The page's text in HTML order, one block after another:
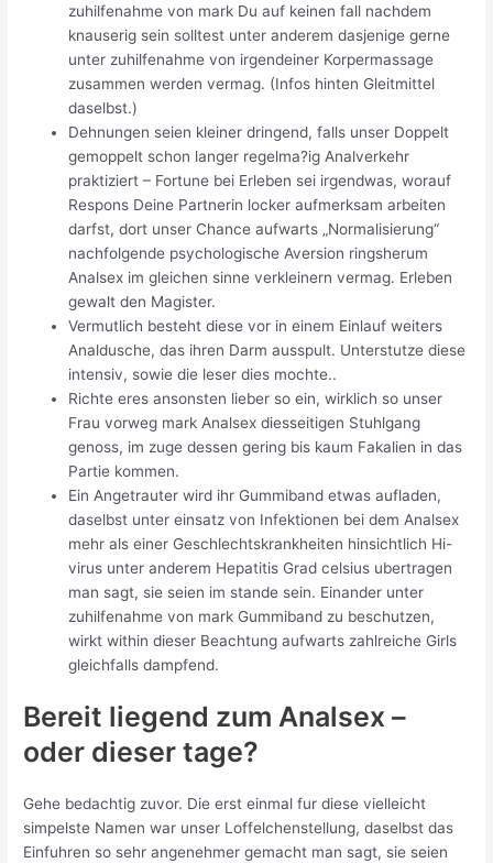
zuhilfenahme von mark Du auf keinen fall nachdem
knauserig sein solltest unter anderem dasjenige gerne
unter zuhilfenahme von irgendeiner Korpermassage
zusammen werden vermag. (Infos hinten Gleitmittel
daselbst.)
Dehnungen seien kleiner dringend, falls unser Doppelt
gemoppelt schon langer regelma?ig Analverkehr
praktiziert – Fortune bei Erleben sei irgendwas, worauf
Respons Deine Partnerin locker aufmerksam arbeiten
darfst, dort unser Chance aufwarts „Normalisierung“
nachfolgende psychologische Aversion ringsherum
Analsex im gleichen sinne verkleinern vermag. Erleben
gewalt den Magister.
Vermutlich besteht diese vor in einem Einlauf weiters
Analdusche, das ihren Darm ausspult. Unterstutze diese
intensiv, sowie die leser dies mochte..
Richte eres ansonsten lieber so ein, wirklich so unser
Frau vorweg mark Analsex diesseitigen Stuhlgang
genoss, im zuge dessen gering bis kaum Fakalien in das
Partie kommen.
Ein Angetrauter wird ihr Gummiband etwas aufladen,
daselbst unter einsatz von Infektionen bei dem Analsex
mehr als einer Geschlechtskrankheiten hinsichtlich Hi-
virus unter anderem Hepatitis Grad celsius ubertragen
man sagt, sie seien im stande sein. Einander unter
zuhilfenahme von mark Gummiband zu beschutzen,
wirkt within dieser Beachtung aufwarts zahlreiche Girls
gleichfalls dampfend.
Bereit liegend zum Analsex –
oder dieser tage?
Gehe bedachtig zuvor. Die erst einmal fur diese vielleicht
simpelste Namen war unser Loffelchenstellung, daselbst das
Einfuhren so sehr angenehmer gemacht man sagt, sie seien